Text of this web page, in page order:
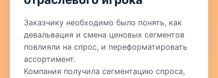
Заказчику необходимо было понять, как
девальвация и смена ценовых сегментов
повлияли на спрос, и переформатировать
ассортимент.
Компания получила сегментацию спроса,